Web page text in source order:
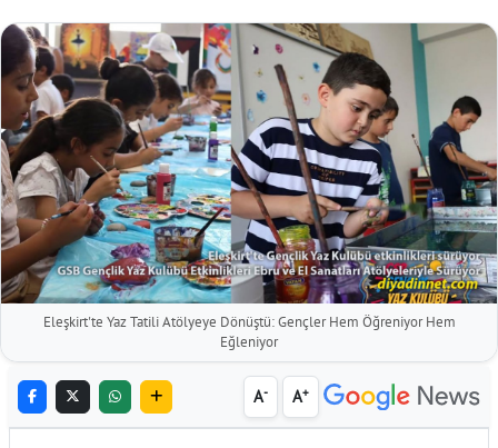
Eleşkirt'te Yaz Tatili Atölyeye Dönüştü: Gençler Hem Öğreniyor Hem
Eğleniyor
A- A+